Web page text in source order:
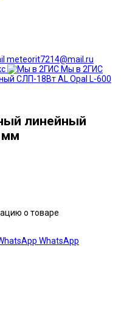
meteorit7214@mail.ru
Мы в 2ГИС
линейный
мм
о товаре
WhatsApp